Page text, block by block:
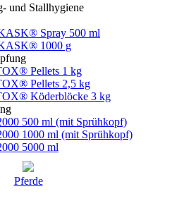
und Stallhygiene
Spray 500 ml
1000 g
Pellets 1 kg
Pellets 2,5 kg
Köderblöcke 3 kg
500 ml (mit Sprühkopf)
1000 ml (mit Sprühkopf)
5000 ml
Pferde